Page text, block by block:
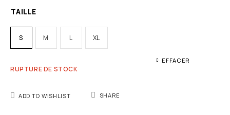
TAILLE
S M L XL
EFFACER
RUPTURE DE STOCK
ADD TO WISHLIST SHARE